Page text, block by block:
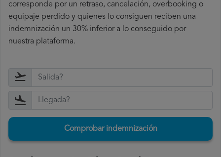
corresponde por un retraso, cancelación, overbooking o
equipaje perdido y quienes lo consiguen reciben una
indemnización un 30% inferior a lo conseguido por
nuestra plataforma.
Comprobar indemnización